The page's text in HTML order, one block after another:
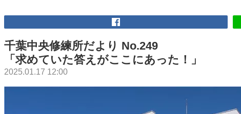
千葉中央修練所だより No.249
「求めていた答えがここにあった！」
2025.01.17 12:00